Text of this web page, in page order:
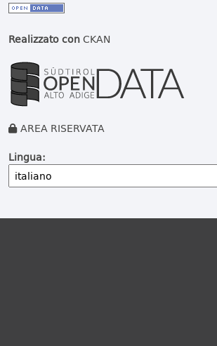
Realizzato conCKAN
AREA RISERVATA
Lingua